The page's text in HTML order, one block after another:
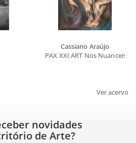
Cassiano Araújo
PAX XXI ART Nos Nuanceis
Ver acervo
novidades
de Arte?